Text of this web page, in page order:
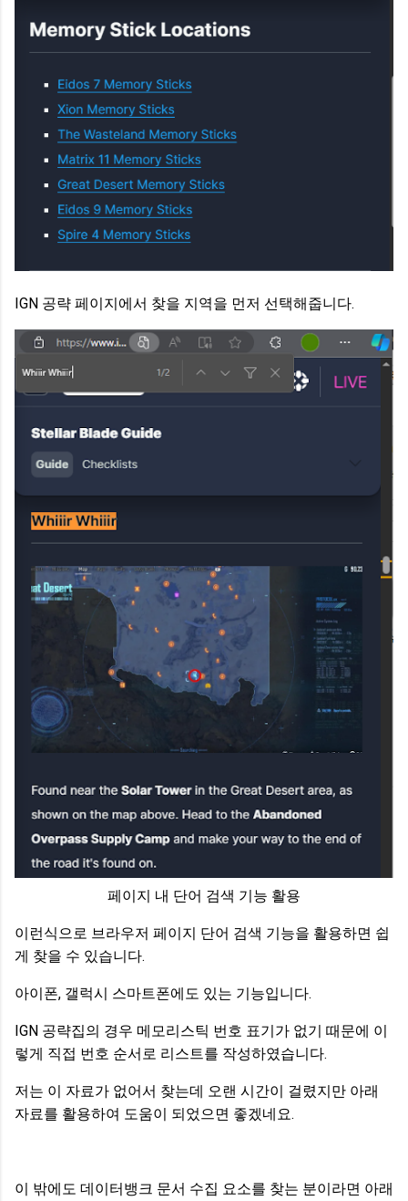
IGN 공략 페이지에서 찾을 지역을 먼저 선택해줍니다.
페이지 내 단어 검색 기능 활용
이런식으로 브라우저 페이지 단어 검색 기능을 활용하면 쉽
게 찾을 수 있습니다.
아이폰, 갤럭시 스마트폰에도 있는 기능입니다.
IGN 공략집의 경우 메모리스틱 번호 표기가 없기 때문에 이
렇게 직접 번호 순서로 리스트를 작성하였습니다.
저는 이 자료가 없어서 찾는데 오랜 시간이 걸렸지만 아래
자료를 활용하여 도움이 되었으면 좋겠네요.
이 밖에도 데이터뱅크 문서 수집 요소를 찾는 분이라면 아래